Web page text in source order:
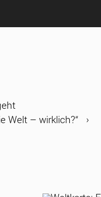
Welt – wirklich?“
›